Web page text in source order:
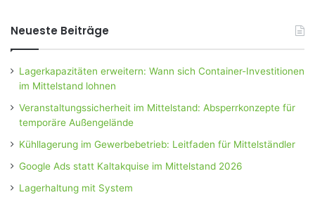
Neueste Beiträge
Lagerkapazitäten erweitern: Wann sich Container-Investitionen
im Mittelstand lohnen
Veranstaltungssicherheit im Mittelstand: Absperrkonzepte für
temporäre Außengelände
Kühllagerung im Gewerbebetrieb: Leitfaden für Mittelständler
Google Ads statt Kaltakquise im Mittelstand 2026
Lagerhaltung mit System